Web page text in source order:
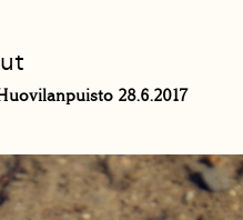
28.6.2017